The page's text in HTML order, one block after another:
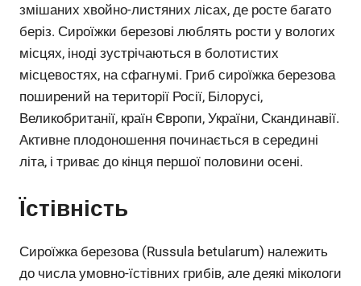
змішаних хвойно-листяних лісах, де росте багато
беріз. Сироїжки березові люблять рости у вологих
місцях, іноді зустрічаються в болотистих
місцевостях, на сфагнумі. Гриб сироїжка березова
поширений на території Росії, Білорусі,
Великобританії, країн Європи, України, Скандинавії.
Активне плодоношення починається в середині
літа, і триває до кінця першої половини осені.
Їстівність
Сироїжка березова (Russula betularum) належить
до числа умовно-їстівних грибів, але деякі мікологи